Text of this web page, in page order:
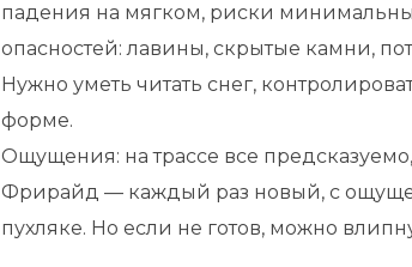
падения на мягком, риски
опасностей: лавины, скрытые камни,
Нужно уметь читать снег,
форме.
Ощущения: на трассе все
Фрирайд — каждый раз новый, с
пухляке. Но если не готов, можно